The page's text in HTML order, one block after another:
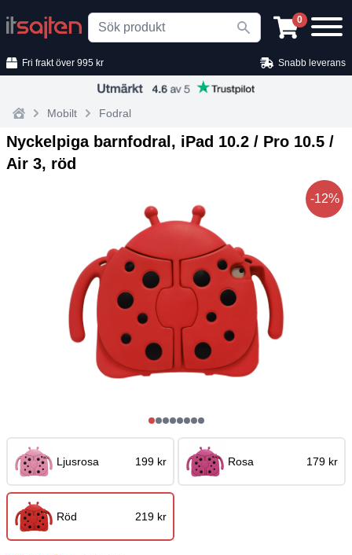
Search 0
Fri frakt över 995 kr Snabb leverans
Mobilt Fodral
Nyckelpiga barnfodral, iPad 10.2 / Pro 10.5 /
Air 3, röd
-12%
Ljusrosa 199 kr Rosa 179 kr
Röd 219 kr